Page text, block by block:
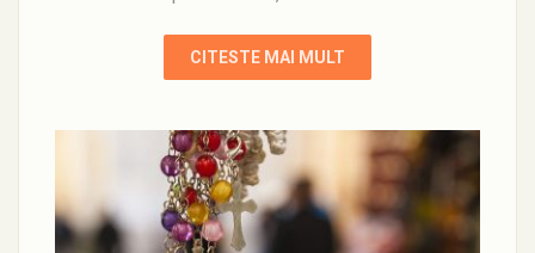
CITESTE MAI MULT